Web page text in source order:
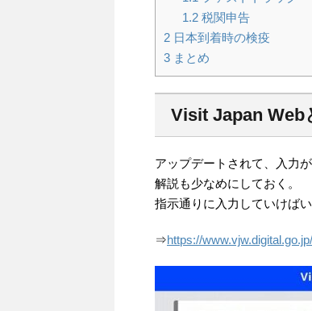
1.2税関申告
2 日本到着時の検疫
3 まとめ
Visit Japan Web
アップデートされて、入力
解説も少なめにしておく。
指示通りに入力していけば
⇒https://www.vjw.digital.go.jp/